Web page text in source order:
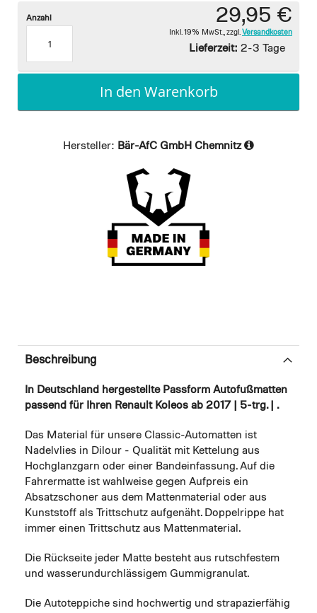
29,95 €
Inkl. 19% MwSt. zzgl. Versandkosten
Lieferzeit: 2-3 Tage
Anzahl
In den Warenkorb
Hersteller: Bär-AfC GmbH Chemnitz
Beschreibung
In Deutschland hergestellte Passform Autofußmatten
passend für Ihren Renault Koleos ab 2017 | 5-trg. | .
Das Material für unsere Classic-Automatten ist
Nadelvlies in Dilour - Qualität mit Kettelung aus
Hochglanzgarn oder einer Bandeinfassung. Auf die
Fahrermatte ist wahlweise gegen Aufpreis ein
Absatzschoner aus dem Mattenmaterial oder aus
Kunststoff als Trittschutz aufgenäht. Doppelrippe hat
immer einen Trittschutz aus Mattenmaterial.
Die Rückseite jeder Matte besteht aus rutschfestem
und wasserundurchlässigem Gummigranulat.
Die Autoteppiche sind hochwertig und strapazierfähig